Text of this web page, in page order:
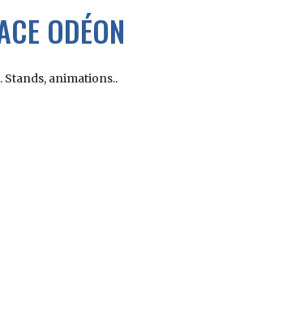
ODÉON
Stands, animations..